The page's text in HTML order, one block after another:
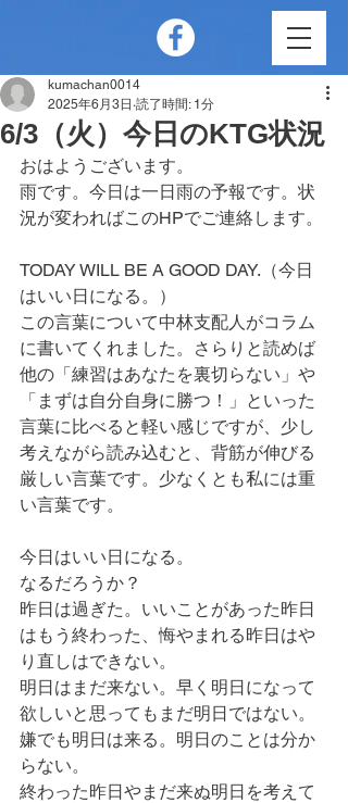
6/3（火）今日のKTG状況
kumachan0014
2025年6月3日 読了時間: 1分
おはようございます。
雨です。今日は一日雨の予報です。状
況が変わればこのHPでご連絡します。
TODAY WILL BE A GOOD DAY.（今日
はいい日になる。）
この言葉について中林支配人がコラム
に書いてくれました。さらりと読めば
他の「練習はあなたを裏切らない」や
「まずは自分自身に勝つ！」といった
言葉に比べると軽い感じですが、少し
考えながら読み込むと、背筋が伸びる
厳しい言葉です。少なくとも私には重
い言葉です。
今日はいい日になる。
なるだろうか？
昨日は過ぎた。いいことがあった昨日
はもう終わった、悔やまれる昨日はや
り直しはできない。
明日はまだ来ない。早く明日になって
欲しいと思ってもまだ明日ではない。
嫌でも明日は来る。明日のことは分か
らない。
終わった昨日やまだ来ぬ明日を考えて